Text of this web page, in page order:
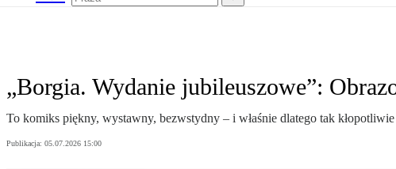
„Borgia. Wydanie jubileuszowe”:
To komiks piękny, wystawny, bezwstydny – i właśnie dlatego tak
Publikacja: 05.07.2026 15:00